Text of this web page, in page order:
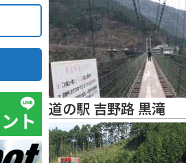
道の駅 吉野路 黒滝